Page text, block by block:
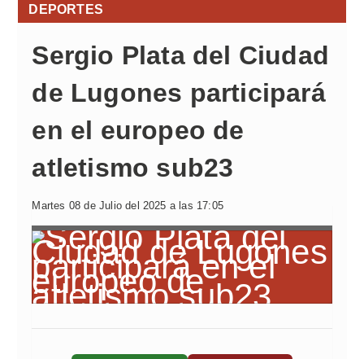
DEPORTES
Sergio Plata del Ciudad
de Lugones participará
en el europeo de
atletismo sub23
Martes 08 de Julio del 2025 a las 17:05